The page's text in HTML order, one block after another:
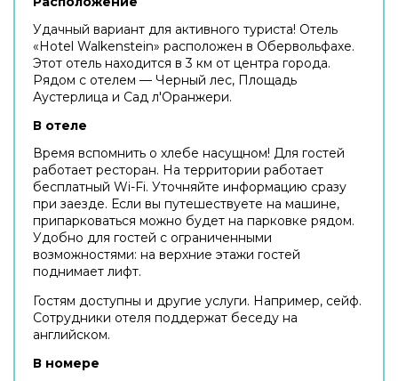
Удачный вариант для активного туриста! Отель
«Hotel Walkenstein» расположен в Обервольфахе.
Этот отель находится в 3 км от центра города.
Рядом с отелем — Черный лес, Площадь
Аустерлица и Сад л'Оранжери.
В отеле
Время вспомнить о хлебе насущном! Для гостей
работает ресторан. На территории работает
бесплатный Wi-Fi. Уточняйте информацию сразу
при заезде. Если вы путешествуете на машине,
припарковаться можно будет на парковке рядом.
Удобно для гостей с ограниченными
возможностями: на верхние этажи гостей
поднимает лифт.
Гостям доступны и другие услуги. Например, сейф.
Сотрудники отеля поддержат беседу на
английском.
В номере